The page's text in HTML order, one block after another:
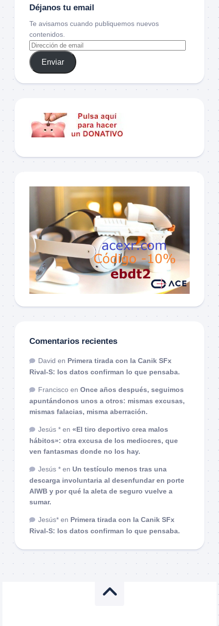
Déjanos tu email
Te avisamos cuando publiquemos nuevos
contenidos.
Enviar
Comentarios recientes
David en Primera tirada con la Canik SFx
Rival-S: los datos confirman lo que pensaba.
Francisco en Once años después, seguimos
apuntándonos unos a otros: mismas excusas,
mismas falacias, misma aberración.
Jesús * en «El tiro deportivo crea malos
hábitos»: otra excusa de los mediocres, que
ven fantasmas donde no los hay.
Jesús * en Un testículo menos tras una
descarga involuntaria al desenfundar en porte
AIWB y por qué la aleta de seguro vuelve a
sumar.
Jesús* en Primera tirada con la Canik SFx
Rival-S: los datos confirman lo que pensaba.